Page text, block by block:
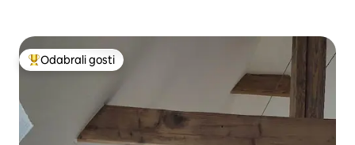
Među najviše rangiranima s oznakom „Odabrali gosti”
Odabrali gosti